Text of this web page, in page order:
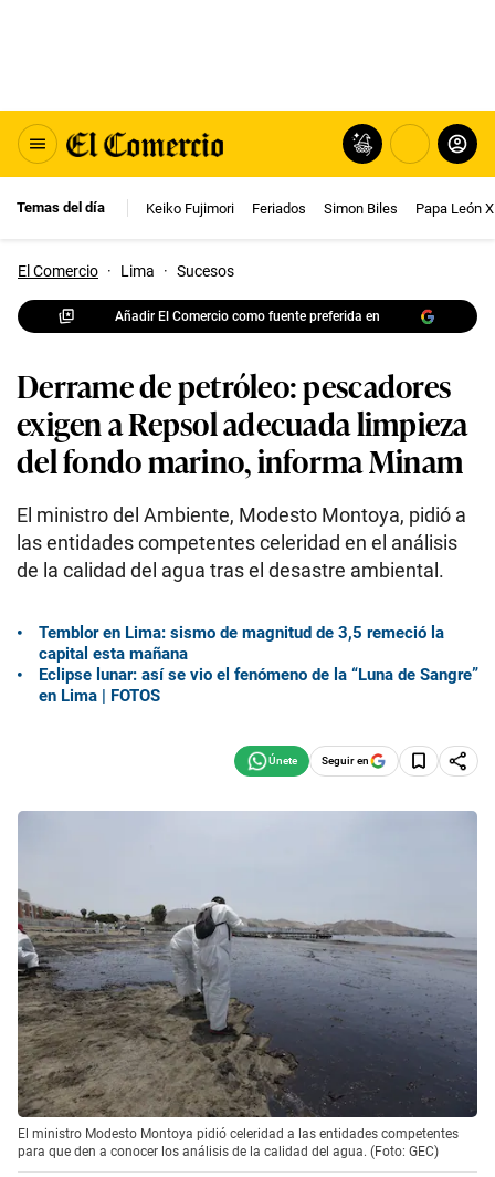
Temas del día Keiko Fujimori Feriados Simon Biles Papa León
El Comercio · Lima · Sucesos
Añadir El Comercio como fuente preferida en
Derrame de petróleo: pescadores
exigen a Repsol adecuada limpieza
del fondo marino, informa Minam
El ministro del Ambiente, Modesto Montoya, pidió a
las entidades competentes celeridad en el análisis
de la calidad del agua tras el desastre ambiental.
Temblor en Lima: sismo de magnitud de 3,5 remeció la
capital esta mañana
Eclipse lunar: así se vio el fenómeno de la “Luna de Sangre”
en Lima | FOTOS
Seguir en
El ministro Modesto Montoya pidió celeridad a las entidades competentes
para que den a conocer los análisis de la calidad del agua. (Foto: GEC)